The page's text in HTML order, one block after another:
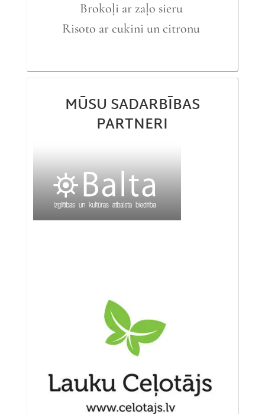
Brokoļi ar zaļo sieru
Risoto ar cukini un citronu
MŪSU SADARBĪBAS
PARTNERI